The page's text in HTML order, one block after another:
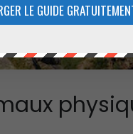
LE GUIDE